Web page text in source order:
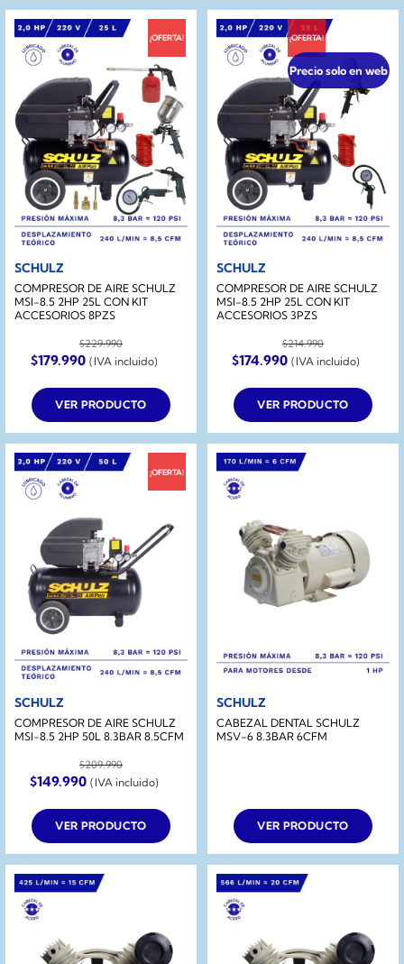
¡OFERTA!
SCHULZ
COMPRESOR DE AIRE SCHULZ
MSI-8.5 2HP 25L CON KIT
ACCESORIOS 8PZS
$229.990
El
precio
original
era:
$229.990.
$179.990El
precio
actual
es:
$179.990.
(IVA incluido)
VER PRODUCTO
¡OFERTA!
Precio solo en web
SCHULZ
COMPRESOR DE AIRE SCHULZ
MSI-8.5 2HP 25L CON KIT
ACCESORIOS 3PZS
$214.990
El
precio
original
era:
$214.990.
$174.990El
precio
actual
es:
$174.990.
(IVA incluido)
VER PRODUCTO
¡OFERTA!
SCHULZ
COMPRESOR DE AIRE SCHULZ
MSI-8.5 2HP 50L 8.3BAR 8.5CFM
$209.990
El
precio
era:
$209.990.
$149.990El
precio
es:
$149.990.
(IVA incluido)
VER PRODUCTO
SCHULZ
CABEZAL DENTAL SCHULZ
MSV-6 8.3BAR 6CFM
VER PRODUCTO